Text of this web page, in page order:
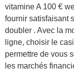
vitamine A 100 €
fournir satisfaisant
doubler . Avec la
ligne, choisir le
permettre de vous
les marchés